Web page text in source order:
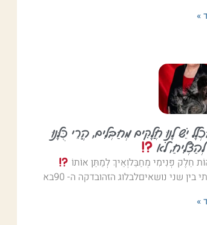
»
יֵשׁ לָנוּ חֲלָקִים מְחַבְּלִים, הֲרֵי כֻּלָּנוּ
לֹא
חֵלֶק פְּנִימִי מְחַבֵּלוְאֵיךְ לְמַתֵּן אוֹתוֹ
בין שני נושאיםלבלוג הזהובדקה ה- 90בא
»